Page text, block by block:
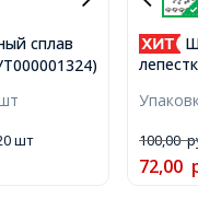
сплав
Стиль,
и 5мм,
шт 100,00
72,00